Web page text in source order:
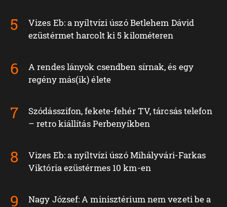
Vizes Eb: a nyíltvízi úszó Betlehem Dávid
ezüstérmet harcolt ki 5 kilométeren
A rendes lányok csendben sírnak, és egy
regény más(ik) élete
Szódásszifon, fekete-fehér TV, tárcsás telefon
– retro kiállítás Perbenyíkben
Vizes Eb: a nyíltvízi úszó Mihályvári-Farkas
Viktória ezüstérmes 10 km-en
Nagy József: A minisztérium nem vezeti be a